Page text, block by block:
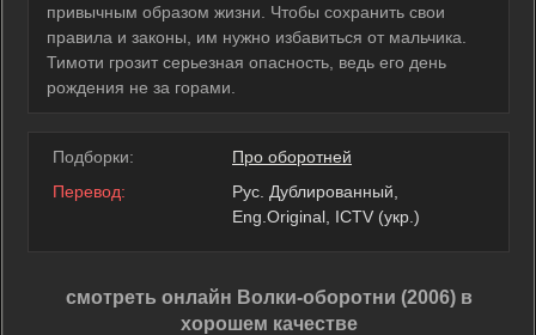
привычным образом жизни. Чтобы сохранить свои
правила и законы, им нужно избавиться от мальчика.
Тимоти грозит серьезная опасность, ведь его день
рождения не за горами.
Подборки:
Про оборотней
Перевод:
Рус. Дублированный,
Eng.Original, ICTV (укр.)
смотреть онлайн Волки-оборотни (2006) в
хорошем качестве